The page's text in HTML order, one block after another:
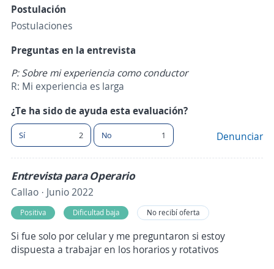
Postulación
Postulaciones
Preguntas en la entrevista
P: Sobre mi experiencia como conductor
R: Mi experiencia es larga
¿Te ha sido de ayuda esta evaluación?
Sí 2 No 1 Denunciar
Entrevista para Operario
Callao · Junio 2022
Positiva Dificultad baja No recibí oferta
Si fue solo por celular y me preguntaron si estoy
dispuesta a trabajar en los horarios y rotativos